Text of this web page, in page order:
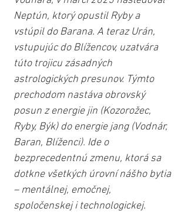
Neptún, ktorý opustil Ryby a
vstúpil do Barana. A teraz Urán,
vstupujúc do Blížencov, uzatvára
túto trojicu zásadných
astrologických presunov. Týmto
prechodom nastáva obrovský
posun z energie jin (Kozorožec,
Ryby, Býk) do energie jang (Vodnár,
Baran, Blíženci). Ide o
bezprecedentnú zmenu, ktorá sa
dotkne všetkých úrovní nášho bytia
– mentálnej, emočnej,
spoločenskej i technologickej.